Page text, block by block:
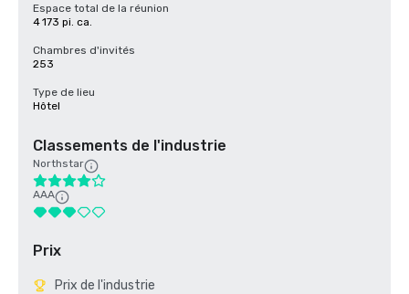
Espace total de la réunion
4 173 pi. ca.
Chambres d'invités
253
Type de lieu
Hôtel
Classements de l'industrie
Northstar
AAA
Prix
Prix de l'industrie